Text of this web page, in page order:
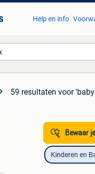
Help en info
59 resultaten voor
Bewaar
Kinderen en